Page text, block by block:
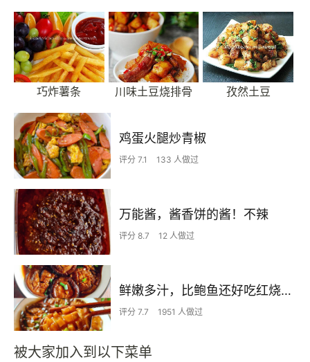
巧炸薯条 川味土豆烧排骨 孜然土豆
鸡蛋火腿炒青椒
评分 7.1 133 人做过
万能酱，酱香饼的酱！不辣
评分 8.7 12 人做过
鲜嫩多汁，比鲍鱼还好吃红烧香菇
评分 7.7 1951 人做过
被大家加入到以下菜单